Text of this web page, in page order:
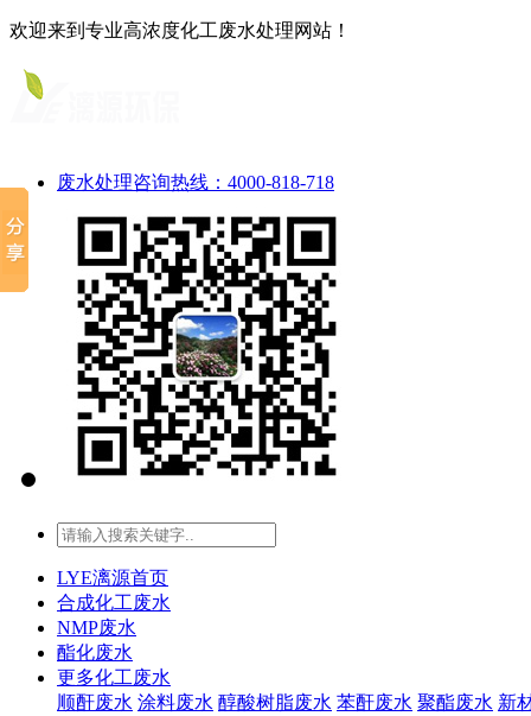
欢迎来到专业高浓度化工废水处理网站！
废水处理咨询热线：4000-818-718
LYE漓源首页
合成化工废水
NMP废水
酯化废水
更多化工废水
顺酐废水 涂料废水 醇酸树脂废水 苯酐废水 聚酯废水 新